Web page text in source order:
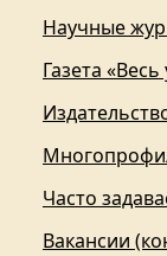
Научные
Газета
Часто
Вакансии